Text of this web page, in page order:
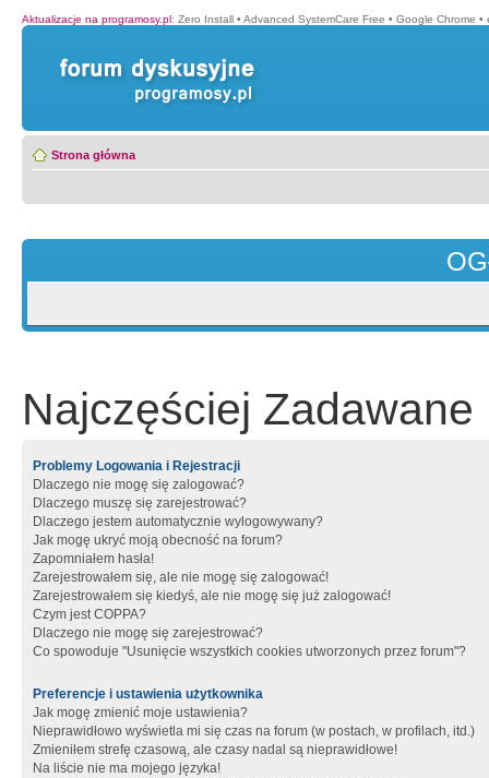
Aktualizacje na programosy.pl: Zero Install • Advanced SystemCare Free • Google Chrome •
Strona główna
Najczęściej Zadawane
Problemy Logowania i Rejestracji
Dlaczego nie mogę się zalogować?
Dlaczego muszę się zarejestrować?
Dlaczego jestem automatycznie wylogowywany?
Jak mogę ukryć moją obecność na forum?
Zapomniałem hasła!
Zarejestrowałem się, ale nie mogę się zalogować!
Zarejestrowałem się kiedyś, ale nie mogę się już zalogować!
Czym jest COPPA?
Dlaczego nie mogę się zarejestrować?
Co spowoduje "Usunięcie wszystkich cookies utworzonych przez forum"?
Preferencje i ustawienia użytkownika
Jak mogę zmienić moje ustawienia?
Nieprawidłowo wyświetla mi się czas na forum (w postach, w profilach, itd.)
Zmieniłem strefę czasową, ale czasy nadal są nieprawidłowe!
Na liście nie ma mojego języka!